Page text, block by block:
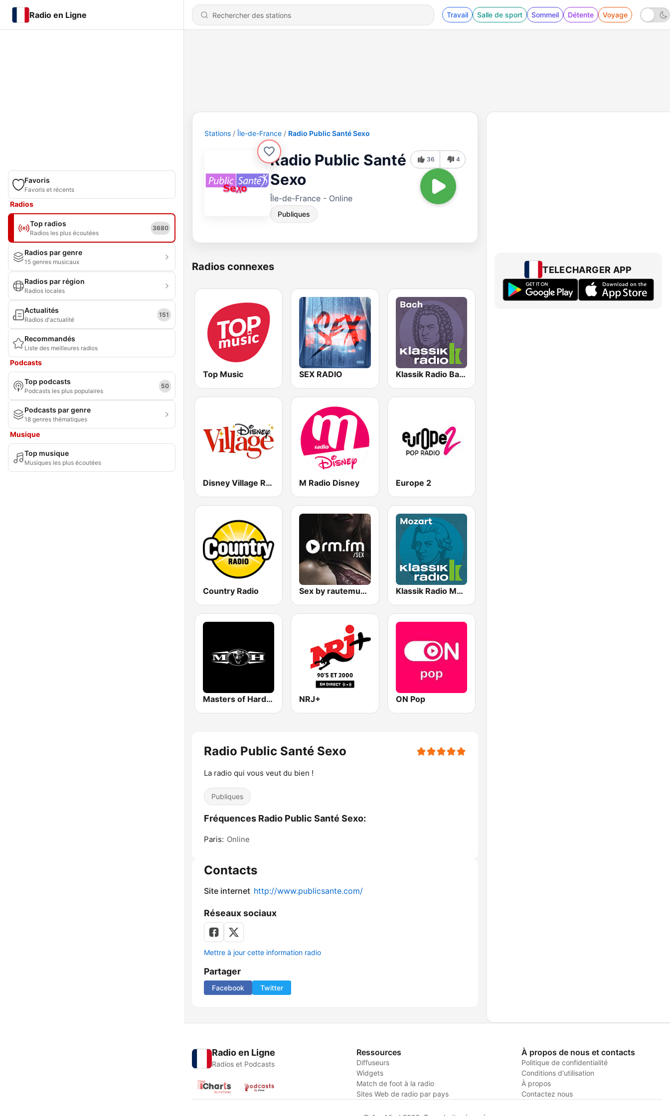
Radio en Ligne Travail Salle de sport Sommeil Détente Voyage
Favoris
Favoris et récents
Radios
Top radios
Radios les plus écoutées
3680
Radios par genre
15 genres musicaux
Radios par région
Radios locales
Actualités
Radios d'actualité
151
Recommandés
Liste des meilleures radios
Podcasts
Top podcasts
Podcasts les plus populaires
50
Podcasts par genre
18 genres thématiques
Musique
Top musique
Musiques les plus écoutées
Stations Île-de-France Radio Public Santé Sexo
Radio Public Santé
Sexo
Île-de-France - Online
Publiques
36 4
Radios connexes
Top Music SEX RADIO Klassik Radio Bach
Disney Village Radio M Radio Disney Europe 2
Country Radio Sex by rautemusik Klassik Radio Mozart
Masters of Hardcore NRJ+ ON Pop
Radio Public Santé Sexo
La radio qui vous veut du bien !
Publiques
Fréquences Radio Public Santé Sexo:
Paris: Online
Contacts
Site internet http://www.publicsante.com/
Réseaux sociaux
Mettre à jour cette information radio
Partager
Facebook Twitter
TELECHARGER APP
Radio en Ligne
Radios et Podcasts
Ressources
Diffuseurs
Widgets
Match de foot à la radio
Sites Web de radio par pays
À propos de nous et contacts
Politique de confidentialité
Conditions d'utilisation
À propos
Contactez nous